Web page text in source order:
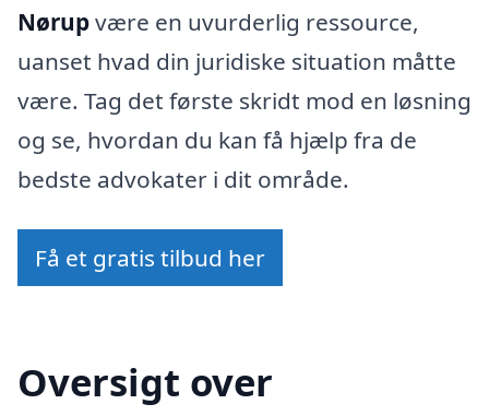
Nørupvære en uvurderlig ressource,
uanset hvad din juridiske situation måtte
være. Tag det første skridt mod en løsning
og se, hvordan du kan få hjælp fra de
bedste advokater i dit område.
Få et gratis tilbud her
Oversigt over